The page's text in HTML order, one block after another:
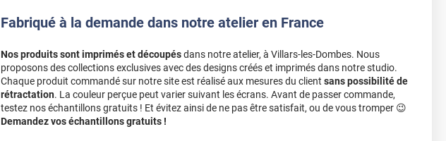
Fabriqué à la demande dans notre atelier en France
Nos produits sont imprimés et découpésdans notre atelier, à Villars-les-Dombes. Nous
proposons des collections exclusives avec des designs créés et imprimés dans notre studio.
Chaque produit commandé sur notre site est réalisé aux mesures du client sans possibilité de
rétractation. La couleur perçue peut varier suivant les écrans. Avant de passer commande,
testez nos échantillons gratuits ! Et évitez ainsi de ne pas être satisfait, ou de vous tromper 😉
Demandez vos échantillons gratuits !